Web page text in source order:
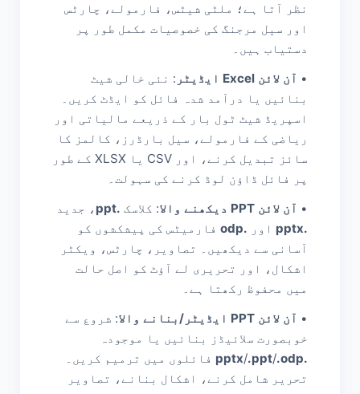
نظر آتا ہے؛ ملٹی شیٹس، فارمولے، چارٹس
اور سیل مرجنگ کی خصوصیات مکمل طور پر
دستیاب ہیں۔
• آن لائن Excel ایڈیٹر
: نئی خالی شیٹ
بنائیں یا درآمد شدہ فائل کو ایڈٹ کریں۔
اسپریڈ شیٹ ٹول بار کے ذریعے مالیاتی اور
ریاضی کے فارمولے، سیل بارڈرز، کالمز کا
سائز تبدیل کرنے، اور CSV یا XLSX کے طور
پر فائل ڈاؤن لوڈ کرنے کی سہولت۔
• آن لائن PPT دیکھنے والا : کلاسک .ppt
، جدید
.pptx
اور .odp
فارمیٹس کی پیشکشوں کو
آسانی سے دیکھیں۔ تصاویر، چارٹس، ویکٹر
اشکال، اور تحریری لے آؤٹ کو اصل حالت
میں محفوظ رکھتا ہے۔
• آن لائن PPT ایڈیٹر/بنانے والا
: شروع سے
خوبصورت سلائیڈز بنائیں یا موجودہ
.pptx
/.ppt/.odp
فائلوں میں ترمیم کریں۔
تحریر شامل کرنے، اشکال بنانے، تصاویر